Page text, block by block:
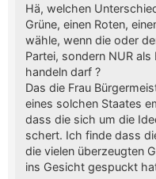
Hä, welchen
Grüne, einen Roten,
wähle, wenn die oder
Partei, sondern NUR
handeln darf ?
Das die Frau
eines solchen Staates
dass die sich um die
schert. Ich finde dass
die vielen überzeugten
ins Gesicht gespuckt